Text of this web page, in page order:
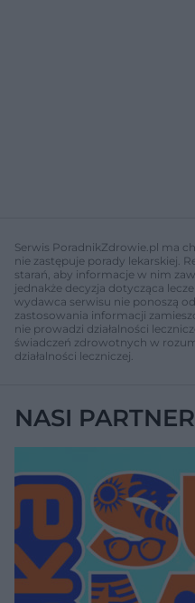
Serwis PoradnikZdrowie.pl ma
nie zastępuje porady lekarskiej.
starań, aby informacje w nim
jednakże decyzja dotycząca
wydawca serwisu nie ponoszą
zastosowania informacji
nie prowadzi działalności
świadczeń zdrowotnych w
działalności leczniczej.
NASI